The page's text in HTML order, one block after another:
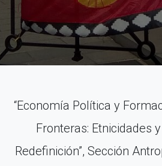
“Economía Política y
Fronteras: Etnicidades
Redefinición”, Sección